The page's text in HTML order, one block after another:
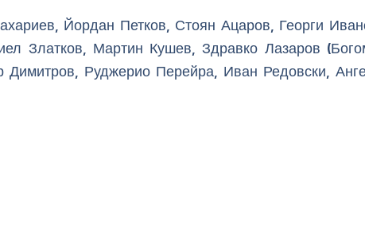
Йордан Петков, Стоян Ацаров, Георги
Златков, Мартин Кушев, Здравко Лазаров
Руджерио Перейра, Иван Редовски,